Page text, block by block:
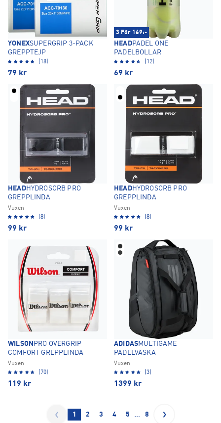
YONEXSUPERGRIP 3-PACK
GREPPTEJP
(18)
79 kr
3 För 169:-
HEADPADEL ONE
PADELBOLLAR
(12)
69 kr
HEADHYDROSORB PRO
GREPPLINDA
Vuxen
(8)
99 kr
HEADHYDROSORB PRO
GREPPLINDA
Vuxen
(8)
99 kr
WILSON PRO OVERGRIP
COMFORT GREPPLINDA
Vuxen
(70)
119 kr
ADIDASMULTIGAME
PADELVÄSKA
Vuxen
(3)
1399 kr
1 2 3 4 5 … 8